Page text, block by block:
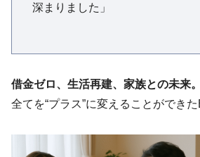
深まりました」
借金ゼロ、生活再建、家族との未来。
全てを“プラス”に変えることができた